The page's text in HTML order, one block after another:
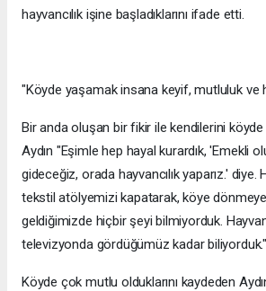
hayvancılık işine başladıklarını ifade etti.
"Köyde yaşamak insana keyif, mutluluk ve
Bir anda oluşan bir fikir ile kendilerini köyde
Aydın "Eşimle hep hayal kurardık, 'Emekli
gideceğiz, orada hayvancılık yaparız.' diye.
tekstil atölyemizi kapatarak, köye
geldiğimizde hiçbir şeyi bilmiyorduk.
televizyonda gördüğümüz kadar
Köyde çok mutlu olduklarını kaydeden